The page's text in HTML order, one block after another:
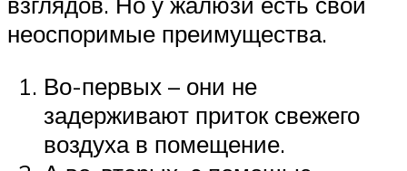
неоспоримые преимущества.
Во-первых – они не
задерживают приток свежего
воздуха в помещение.